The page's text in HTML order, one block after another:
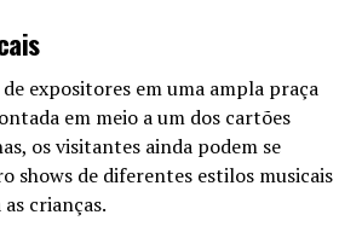
expositores em uma ampla praça
em meio a um dos cartões
os visitantes ainda podem se
shows de diferentes estilos musicais
crianças.